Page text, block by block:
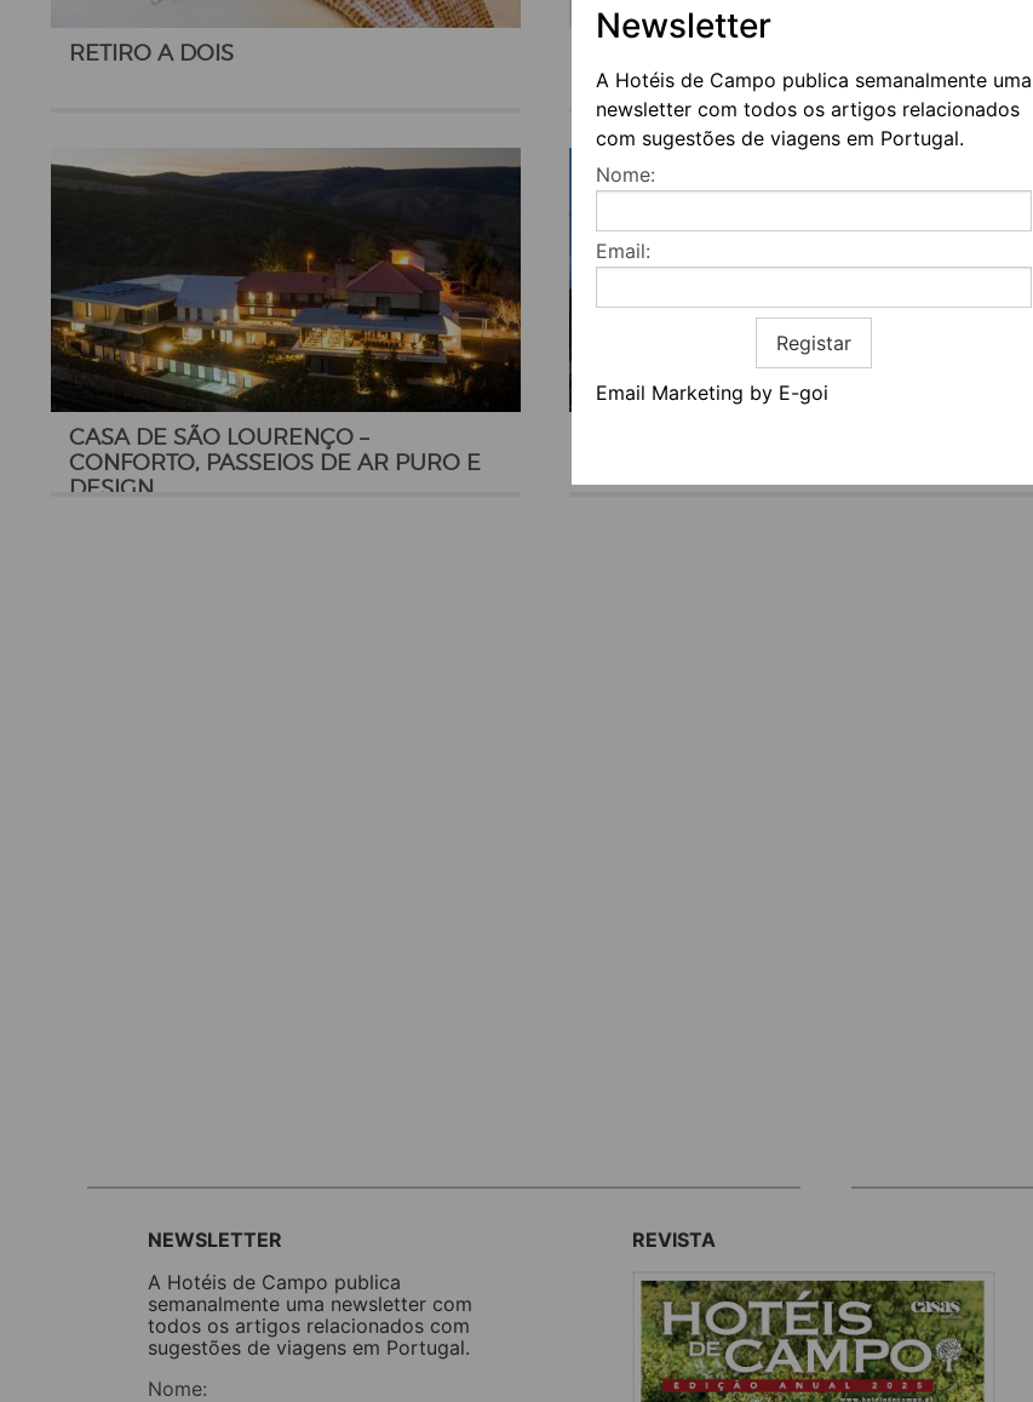
Newsletter
A Hotéis de Campo publica semanalmente uma
newsletter com todos os artigos relacionados
com sugestões de viagens em Portugal.
Nome:
Email:
Registar
Email Marketing by E-goi
RETIRO A DOIS
ESTADIA DE CHARME, PERCURSOS,
BTT E SPA
CASA DE SÃO LOURENÇO –
CONFORTO, PASSEIOS DE AR PURO E
DESIGN
NEWSLETTER
A Hotéis de Campo publica
semanalmente uma newsletter com
todos os artigos relacionados com
sugestões de viagens em Portugal.
Nome:
REVISTA